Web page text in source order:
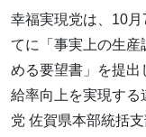
幸福実現党は、10
てに「事実上の生
める要望書」を提
給率向上を実現す
党 佐賀県本部統括